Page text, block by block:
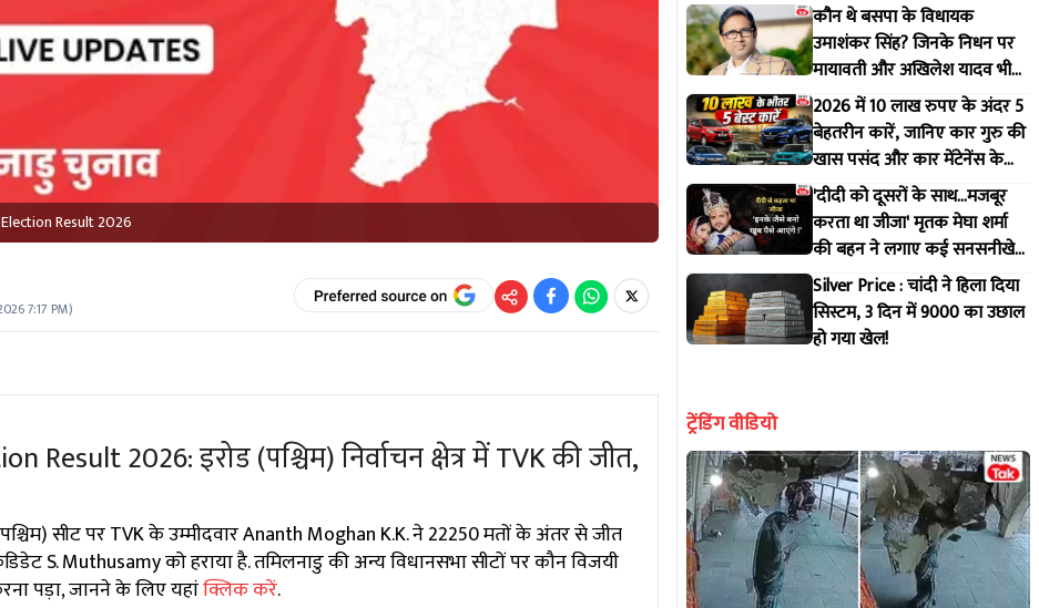
Result 2026
7:17 PM)
Result 2026: इरोड (पश्चिम) निर्वाचन क्षेत्र में TVK की जीत,
सीट पर TVK के उम्मीदवार Ananth Moghan K.K. ने 22250 मतों के अंतर से जीत
S. Muthusamy को हराया है. तमिलनाडु की अन्य विधानसभा सीटों पर कौन विजयी
पड़ा, जानने के लिए यहांक्लिक करें.
कौन थे बसपा के विधायक
उमाशंकर सिंह? जिनके निधन पर
मायावती और अखिलेश यादव भी
भावुक हुए
2026 में 10 लाख रुपए के अंदर 5
बेहतरीन कारें, जानिए कार गुरु की
खास पसंद और कार मेंटेनेंस के
बेस्ट टिप्स
'दीदी को दूसरों के साथ...मजबूर
करता था जीजा' मृतक मेघा शर्मा
की बहन ने लगाए कई सनसनीखेज
आरोप !
Silver Price : चांदी ने हिला दिया
सिस्टम, 3 दिन में 9000 का उछाल
हो गया खेल!
ट्रेंडिंग वीडियो